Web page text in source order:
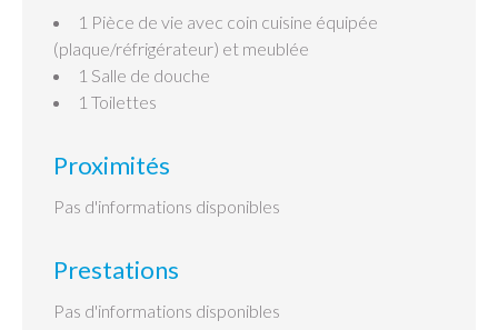
1 Pièce de vie avec coin cuisine équipée
(plaque/réfrigérateur) et meublée
1 Salle de douche
1 Toilettes
Proximités
Pas d'informations disponibles
Prestations
Pas d'informations disponibles